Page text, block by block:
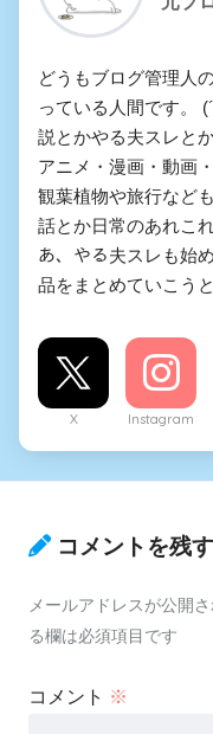
どうもブログ管理人
っている人間です。
説とかやる夫スレと
アニメ・漫画・動画
観葉植物や旅行など
話とか日常のあれこ
あ、やる夫スレも始
品をまとめていこう
X Instagram
コメントを残す
メールアドレスが公開
る欄は必須項目です
コメント ※